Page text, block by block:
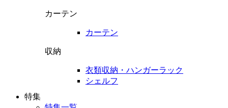
カーテン
カーテン
収納
衣類収納・ハンガーラック
シェルフ
特集